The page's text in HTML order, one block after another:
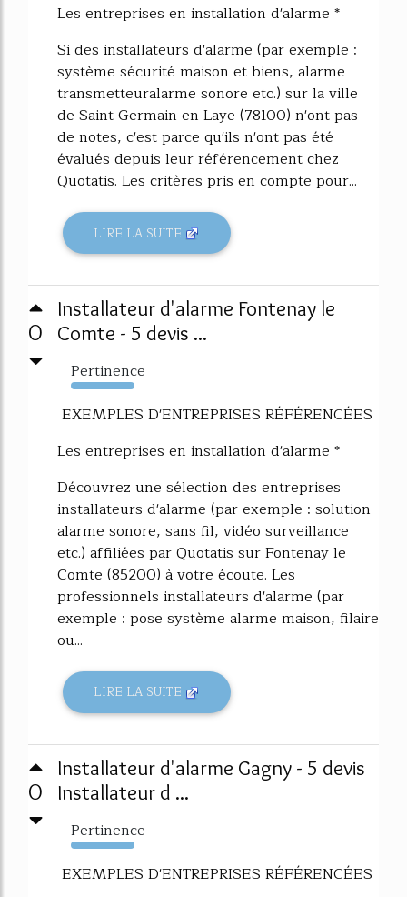
Les entreprises en installation d'alarme *
Si des installateurs d'alarme (par exemple :
système sécurité maison et biens, alarme
transmetteuralarme sonore etc.) sur la ville
de Saint Germain en Laye (78100) n'ont pas
de notes, c'est parce qu'ils n'ont pas été
évalués depuis leur référencement chez
Quotatis. Les critères pris en compte pour...
LIRE LA SUITE
0
Installateur d'alarme Fontenay le
Comte - 5 devis ...
Pertinence
6379%
EXEMPLES D'ENTREPRISES RÉFÉRENCÉES
Les entreprises en installation d'alarme *
Découvrez une sélection des entreprises
installateurs d'alarme (par exemple : solution
alarme sonore, sans fil, vidéo surveillance
etc.) affiliées par Quotatis sur Fontenay le
Comte (85200) à votre écoute. Les
professionnels installateurs d'alarme (par
exemple : pose système alarme maison, filaire
ou...
LIRE LA SUITE
0
Installateur d'alarme Gagny - 5 devis
Installateur d ...
Pertinence
4710%
EXEMPLES D'ENTREPRISES RÉFÉRENCÉES